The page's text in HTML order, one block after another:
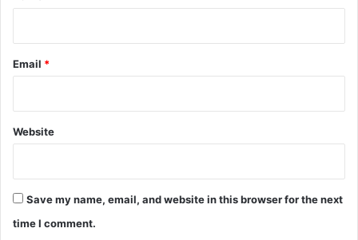
Email *
Website
Save my name, email, and website in this browser for the next
time I comment.